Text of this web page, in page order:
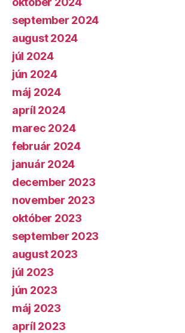
september 2024
august 2024
júl 2024
jún 2024
máj 2024
apríl 2024
marec 2024
február 2024
január 2024
december 2023
november 2023
október 2023
september 2023
august 2023
júl 2023
jún 2023
máj 2023
apríl 2023